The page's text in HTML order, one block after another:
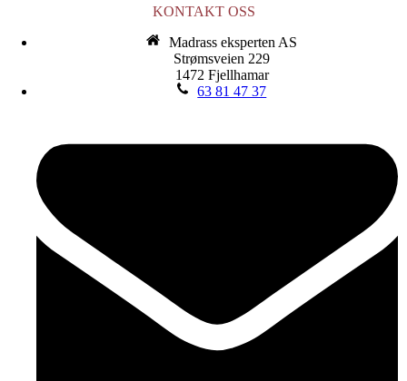
KONTAKT OSS
Madrass eksperten AS
Strømsveien 229
1472 Fjellhamar
63 81 47 37